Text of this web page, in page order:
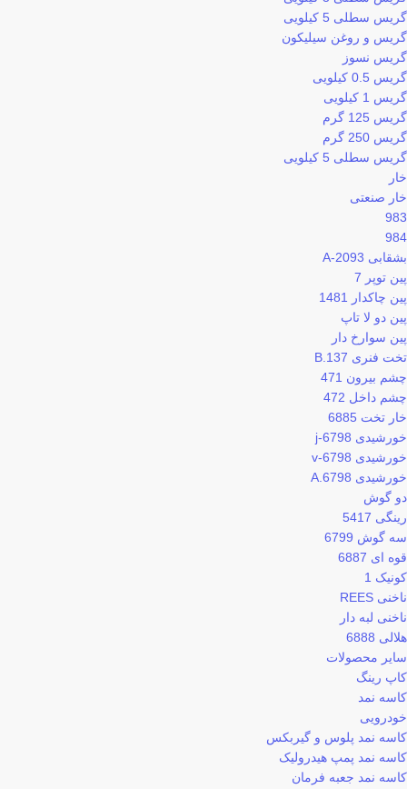
گریس سطلی 5 کیلویی
گریس و روغن سیلیکون
گریس نسوز
گریس 0.5 کیلویی
گریس 1 کیلویی
گریس 125 گرم
گریس 250 گرم
گریس سطلی 5 کیلویی
خار
خار صنعتی
983
984
بشقابی 2093-A
پین توپر 7
پین چاکدار 1481
پین دو لا تاپ
پین سوارخ دار
تخت فنری 137.B
چشم بیرون 471
چشم داخل 472
خار تخت 6885
خورشیدی 6798-j
خورشیدی 6798-v
خورشیدی 6798.A
دو گوش
رینگی 5417
سه گوش 6799
قوه ای 6887
کونیک 1
ناخنی REES
ناخنی لبه دار
هلالی 6888
سایر محصولات
کاپ رینگ
کاسه نمد
خودرویی
کاسه نمد پلوس و گیربکس
کاسه نمد پمپ هیدرولیک
کاسه نمد جعبه فرمان